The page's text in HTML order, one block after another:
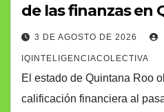
de las finanzas en
3 DE AGOSTO DE 2026
IQINTELIGENCIACOLECTIVA
El estado de Quintana Roo
calificación financiera al